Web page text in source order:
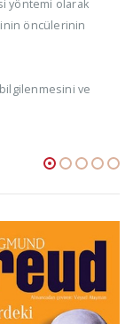
yöntemi olarak
öncülerinin
bilgilenmesini ve